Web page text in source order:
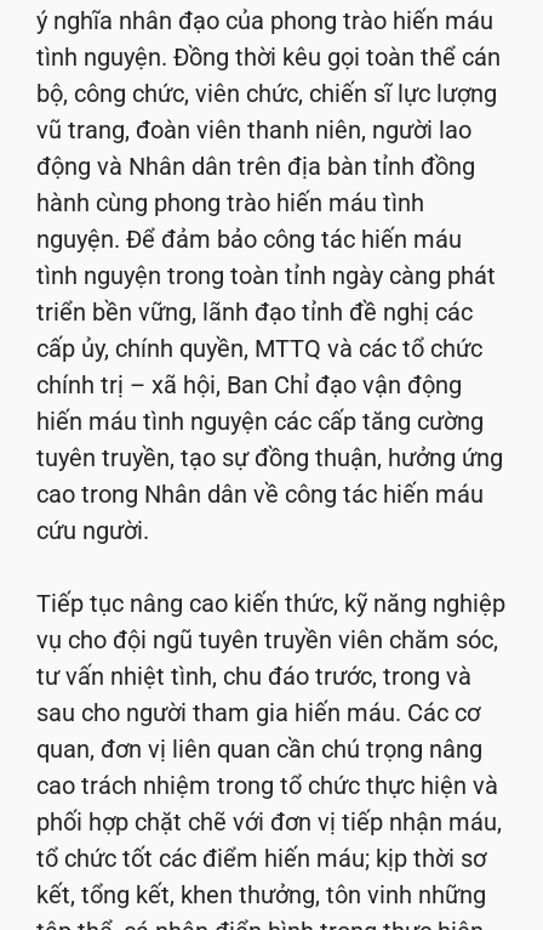
ý nghĩa nhân đạo của phong trào hiến máu
tình nguyện. Đồng thời kêu gọi toàn thể cán
bộ, công chức, viên chức, chiến sĩ lực lượng
vũ trang, đoàn viên thanh niên, người lao
động và Nhân dân trên địa bàn tỉnh đồng
hành cùng phong trào hiến máu tình
nguyện. Để đảm bảo công tác hiến máu
tình nguyện trong toàn tỉnh ngày càng phát
triển bền vững, lãnh đạo tỉnh đề nghị các
cấp ủy, chính quyền, MTTQ và các tổ chức
chính trị – xã hội, Ban Chỉ đạo vận động
hiến máu tình nguyện các cấp tăng cường
tuyên truyền, tạo sự đồng thuận, hưởng ứng
cao trong Nhân dân về công tác hiến máu
cứu người.
Tiếp tục nâng cao kiến thức, kỹ năng nghiệp
vụ cho đội ngũ tuyên truyền viên chăm sóc,
tư vấn nhiệt tình, chu đáo trước, trong và
sau cho người tham gia hiến máu. Các cơ
quan, đơn vị liên quan cần chú trọng nâng
cao trách nhiệm trong tổ chức thực hiện và
phối hợp chặt chẽ với đơn vị tiếp nhận máu,
tổ chức tốt các điểm hiến máu; kịp thời sơ
kết, tổng kết, khen thưởng, tôn vinh những